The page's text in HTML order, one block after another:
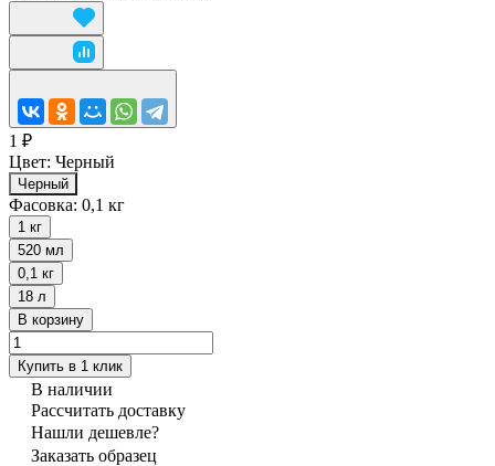
1 ₽
Цвет: Черный
Черный
Фасовка: 0,1 кг
1 кг
520 мл
0,1 кг
18 л
В корзину
Купить в 1 клик
В наличии
Рассчитать доставку
Нашли дешевле?
Заказать образец